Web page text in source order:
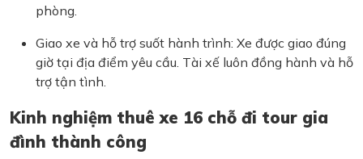
phòng.
Giao xe và hỗ trợ suốt hành trình: Xe được giao đúng
giờ tại địa điểm yêu cầu. Tài xế luôn đồng hành và hỗ
trợ tận tình.
Kinh nghiệm thuê xe 16 chỗ đi tour gia
đình thành công